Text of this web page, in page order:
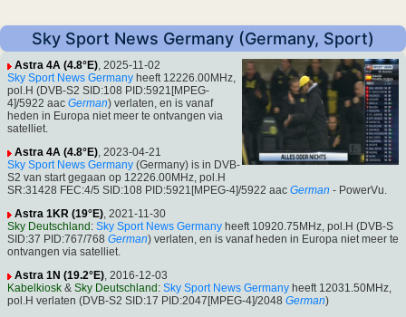
Sky Sport News Germany (Germany, Sport)
Astra 4A (4.8°E), 2025-11-02
Sky Sport News Germany heeft 12226.00MHz,
pol.H (DVB-S2 SID:108 PID:5921[MPEG-
4]/5922 aac German) verlaten, en is vanaf
heden in Europa niet meer te ontvangen via
satelliet.
Astra 4A (4.8°E), 2023-04-21
Sky Sport News Germany (Germany) is in DVB-
S2 van start gegaan op 12226.00MHz, pol.H
SR:31428 FEC:4/5 SID:108 PID:5921[MPEG-4]/5922 aac German - PowerVu.
Astra 1KR (19°E), 2021-11-30
Sky Deutschland : Sky Sport News Germany heeft 10920.75MHz, pol.H (DVB-S
SID:37 PID:767/768 German) verlaten, en is vanaf heden in Europa niet meer te
ontvangen via satelliet.
Astra 1N (19.2°E), 2016-12-03
Kabelkiosk & Sky Deutschland : Sky Sport News Germany heeft 12031.50MHz,
pol.H verlaten (DVB-S2 SID:17 PID:2047[MPEG-4]/2048 German)